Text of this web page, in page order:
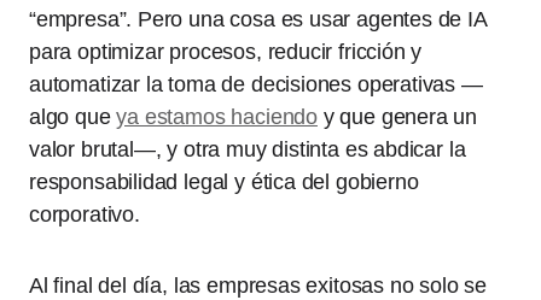
“empresa”. Pero una cosa es usar agentes de IA
para optimizar procesos, reducir fricción y
automatizar la toma de decisiones operativas —
algo queya estamos haciendoy que genera un
valor brutal—, y otra muy distinta es abdicar la
responsabilidad legal y ética del gobierno
corporativo.
Al final del día, las empresas exitosas no solo se